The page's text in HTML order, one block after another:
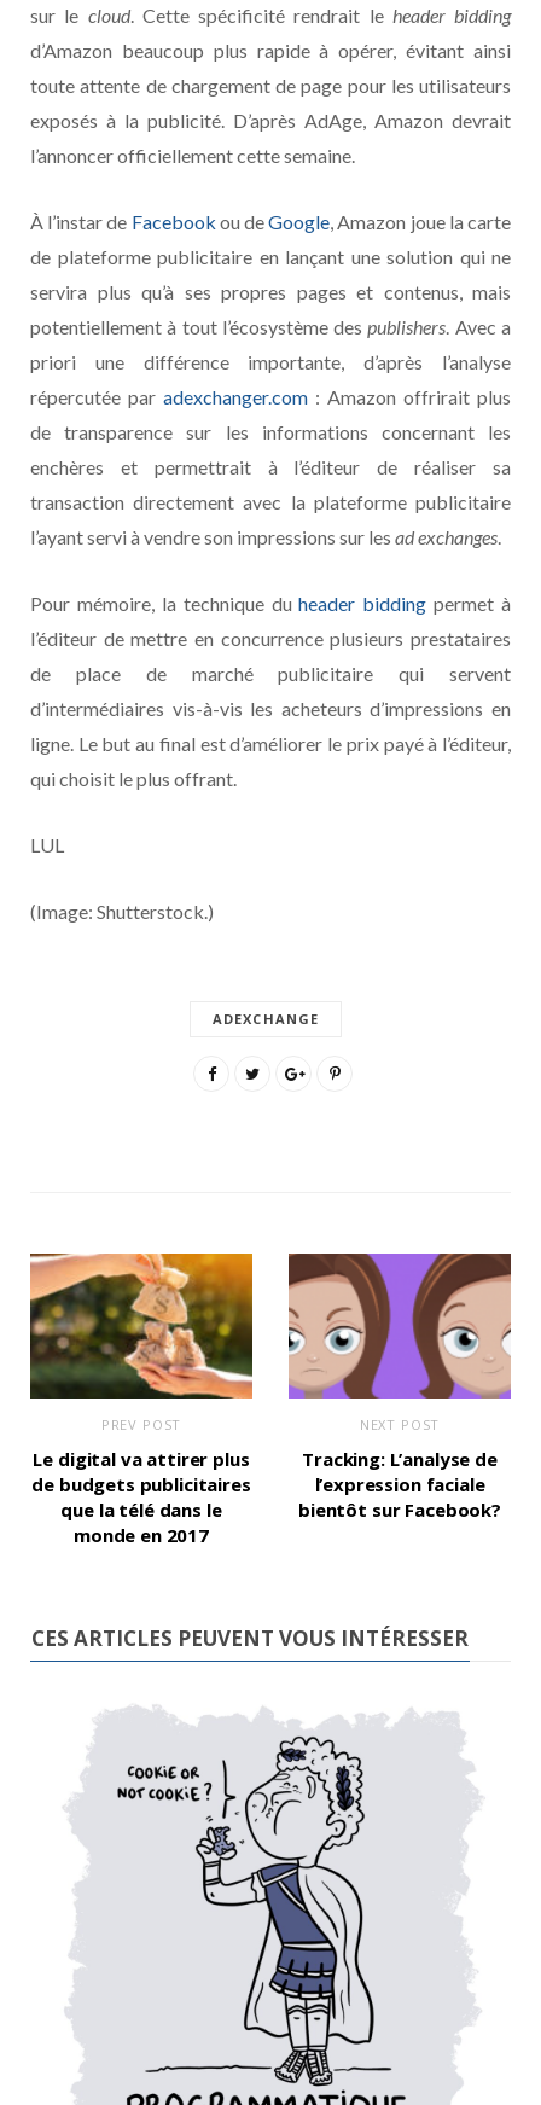
sur le cloud. Cette spécificité rendrait le header bidding
d’Amazon beaucoup plus rapide à opérer, évitant ainsi
toute attente de chargement de page pour les utilisateurs
exposés à la publicité. D’après AdAge, Amazon devrait
l’annoncer officiellement cette semaine.
À l’instar de Facebook ou deGoogle, Amazon joue la carte
de plateforme publicitaire en lançant une solution qui ne
servira plus qu’à ses propres pages et contenus, mais
potentiellement à tout l’écosystème despublishers. Avec a
priori une différence importante, d’après l’analyse
répercutée par adexchanger.com : Amazon offrirait plus
de transparence sur les informations concernant les
enchères et permettrait à l’éditeur de réaliser sa
transaction directement avec la plateforme publicitaire
l’ayant servi à vendre son impressions sur les ad exchanges.
Pour mémoire, la technique duheader bidding permet à
l’éditeur de mettre en concurrence plusieurs prestataires
de place de marché publicitaire qui servent
d’intermédiaires vis-à-vis les acheteurs d’impressions en
ligne. Le but au final est d’améliorer le prix payé à l’éditeur,
qui choisit le plus offrant.
LUL
(Image: Shutterstock.)
ADEXCHANGE
PREV POST
Le digital va attirer plus
de budgets publicitaires
que la télé dans le
monde en 2017
NEXT POST
Tracking: L’analyse de
l’expression faciale
bientôt sur Facebook?
CES ARTICLES PEUVENT VOUS INTÉRESSER